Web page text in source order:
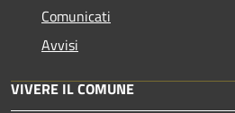
Comunicati
Avvisi
VIVERE IL COMUNE